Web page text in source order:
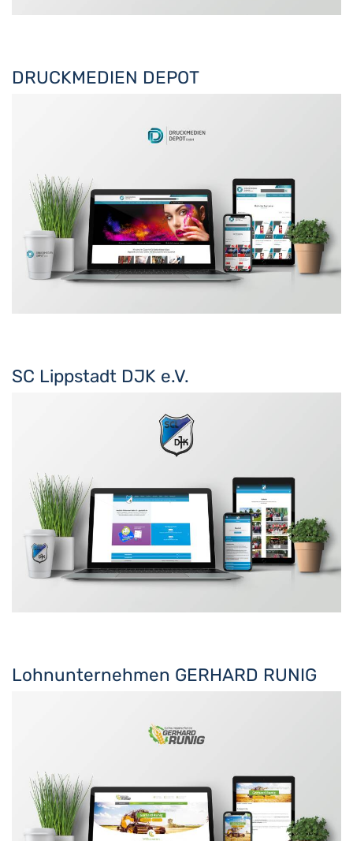
DRUCKMEDIEN DEPOT
SC Lippstadt DJK e.V.
Lohnunternehmen GERHARD RUNIG